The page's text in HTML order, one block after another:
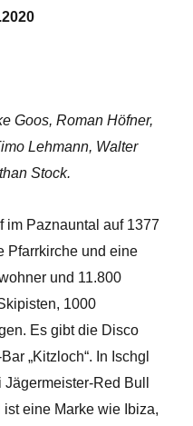
Goos, Roman Höfner,
Lehmann, Walter
Stock.
im Paznauntal auf 1377
Pfarrkirche und eine
und 11.800
1000
Es gibt die Disco
„Kitzloch“. In Ischgl
Red Bull
eine Marke wie Ibiza,